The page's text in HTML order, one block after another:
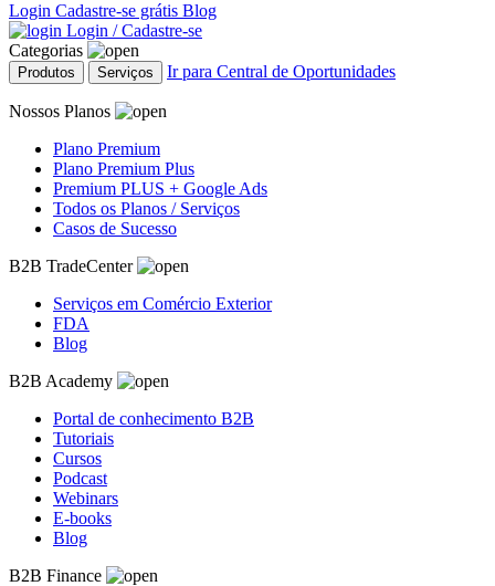
Login Cadastre-se grátis Blog
Login / Cadastre-se
Categorias
Produtos Serviços Ir para Central de Oportunidades
Nossos Planos
Plano Premium
Plano Premium Plus
Premium PLUS + Google Ads
Todos os Planos / Serviços
Casos de Sucesso
B2B TradeCenter
Serviços em Comércio Exterior
FDA
Blog
B2B Academy
Portal de conhecimento B2B
Tutoriais
Cursos
Podcast
Webinars
E-books
Blog
B2B Finance